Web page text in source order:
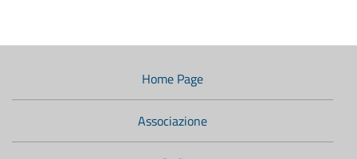
Home Page
Associazione